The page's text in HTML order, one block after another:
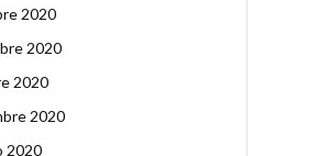
2020
2020
2020
2020
2020